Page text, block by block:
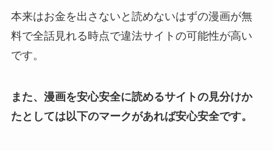
本来はお金を出さないと読めないはずの漫画が無
料で全話見れる時点で違法サイトの可能性が高い
です。
また、漫画を安心安全に読めるサイトの見分けか
たとしては以下のマークがあれば安心安全です。